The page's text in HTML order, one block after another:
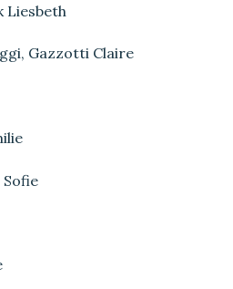
Liesbeth
Gazzotti Claire